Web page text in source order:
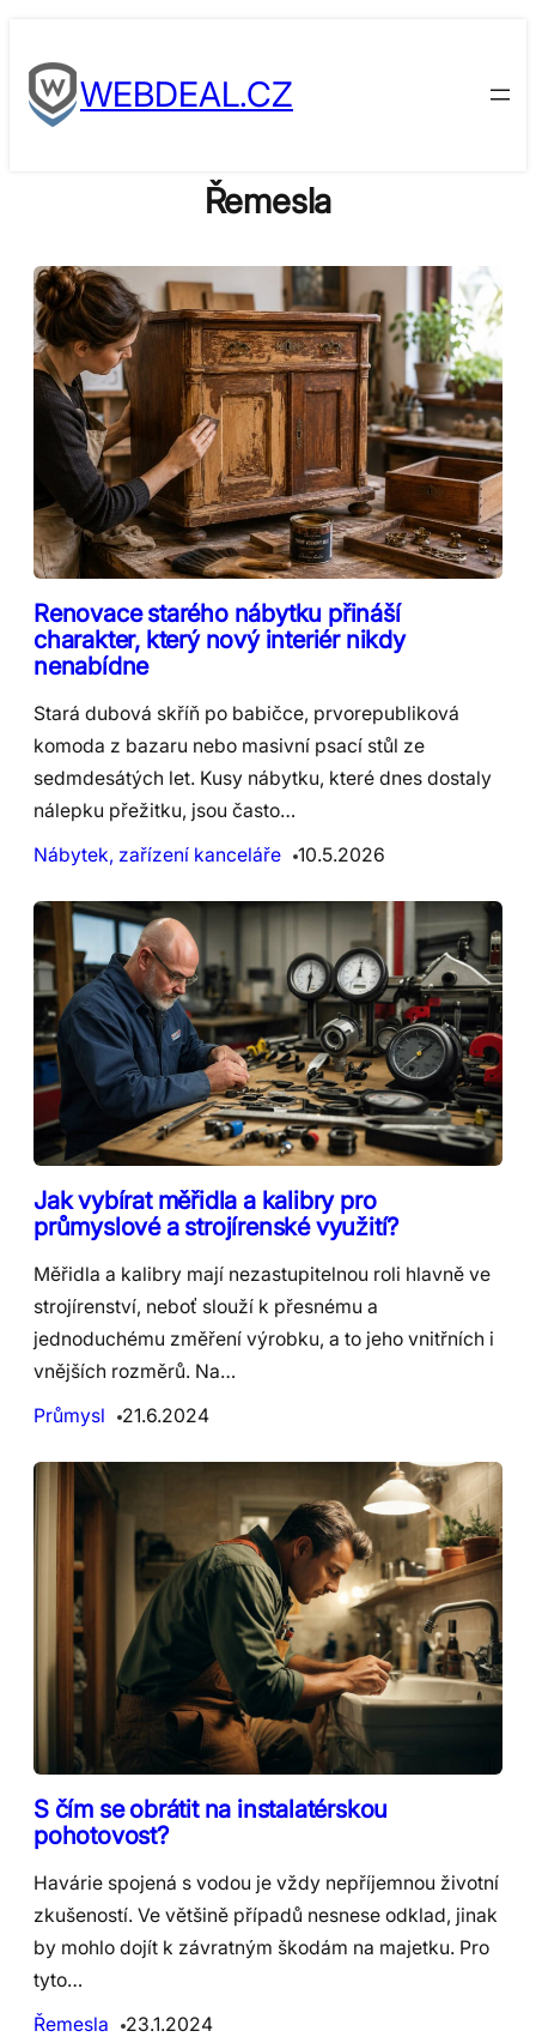
to
contentWEBDEAL.CZ
Řemesla
Renovace starého nábytku přináší
charakter, který nový interiér nikdy
nenabídne
Stará dubová skříň po babičce, prvorepubliková
komoda z bazaru nebo masivní psací stůl ze
sedmdesátých let. Kusy nábytku, které dnes dostaly
nálepku přežitku, jsou často…
Nábytek, zařízení kanceláře
10.5.2026
Jak vybírat měřidla a kalibry pro
průmyslové a strojírenské využití?
Měřidla a kalibry mají nezastupitelnou roli hlavně ve
strojírenství, neboť slouží k přesnému a
jednoduchému změření výrobku, a to jeho vnitřních i
vnějších rozměrů. Na…
Průmysl
21.6.2024
S čím se obrátit na instalatérskou
pohotovost?
Havárie spojená s vodou je vždy nepříjemnou životní
zkušeností. Ve většině případů nesnese odklad, jinak
by mohlo dojít k závratným škodám na majetku. Pro
tyto…
Řemesla
23.1.2024